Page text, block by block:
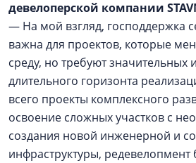
девелоперской компании
— На мой взгляд, господдержка
важна для проектов, которые
среду, но требуют значительных
длительного горизонта
всего проекты комплексного
освоение сложных участков с
создания новой инженерной и
инфраструктуры,